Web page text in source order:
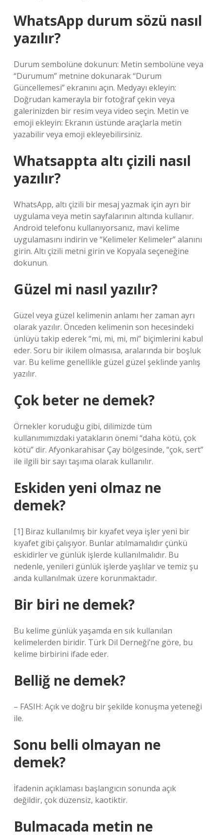
WhatsApp durum sözü nasıl
yazılır?
Durum sembolüne dokunun: Metin sembolüne veya
“Durumum” metnine dokunarak “Durum
Güncellemesi” ekranını açın. Medyayı ekleyin:
Doğrudan kamerayla bir fotoğraf çekin veya
galerinizden bir resim veya video seçin. Metin ve
emoji ekleyin: Ekranın üstünde araçlarla metin
yazabilir veya emoji ekleyebilirsiniz.
Whatsappta altı çizili nasıl
yazılır?
WhatsApp, altı çizili bir mesaj yazmak için ayrı bir
uygulama veya metin sayfalarının altında kullanır.
Android telefonu kullanıyorsanız, mavi kelime
uygulamasını indirin ve “Kelimeler Kelimeler” alanını
girin. Altı çizili metni girin ve Kopyala seçeneğine
dokunun.
Güzel mi nasıl yazılır?
Güzel veya güzel kelimenin anlamı her zaman ayrı
olarak yazılır. Önceden kelimenin son hecesindeki
ünlüyü takip ederek “mi, mi, mi, mi” biçimlerini kabul
eder. Soru bir ikilem olmasısa, aralarında bir boşluk
var. Bu kelime genellikle güzel güzel şeklinde yanlış
yazılır.
Çok beter ne demek?
Örnekler koruduğu gibi, dilimizde tüm
kullanımımızdaki yatakların önemi “daha kötü, çok
kötü” dir. Afyonkarahisar Çay bölgesinde, “çok, sert”
ile ilgili bir sayı taşıma olarak kullanılır.
Eskiden yeni olmaz ne
demek?
[1] Biraz kullanılmış bir kıyafet veya işler yeni bir
kıyafet gibi çalışıyor. Bunlar atılmamalıdır çünkü
eskidirler ve günlük işlerde kullanılmalıdır. Bu
nedenle, yenileri günlük işlerde yaşlılar ve temiz şu
anda kullanılmak üzere korunmaktadır.
Bir biri ne demek?
Bu kelime günlük yaşamda en sık kullanılan
kelimelerden biridir. Türk Dil Derneği’ne göre, bu
kelime birbirini ifade eder.
Belliğ ne demek?
– FASIH: Açık ve doğru bir şekilde konuşma yeteneği
ile.
Sonu belli olmayan ne
demek?
İfadenin açıklaması başlangıcın sonunda açık
değildir, çok düzensiz, kaotiktir.
Bulmacada metin ne